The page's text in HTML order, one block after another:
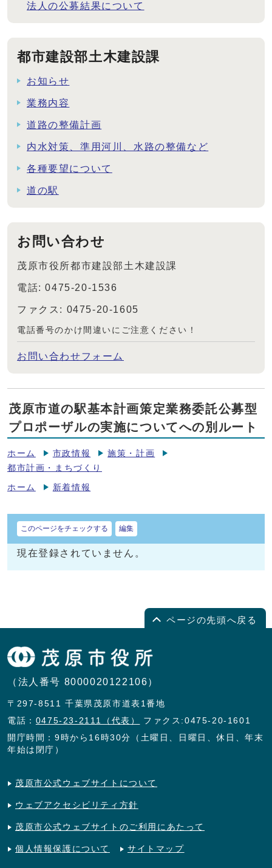
法人の公募結果について
都市建設部土木建設課
お知らせ
業務内容
道路の整備計画
内水対策、準用河川、水路の整備など
各種要望について
道の駅
お問い合わせ
茂原市役所都市建設部土木建設課
電話: 0475-20-1536
ファクス: 0475-20-1605
電話番号のかけ間違いにご注意ください！
お問い合わせフォーム
茂原市道の駅基本計画策定業務委託公募型
プロポーザルの実施についてへの別ルート
ホーム 市政情報
施策・計画
都市計画・まちづくり
ホーム 新着情報
このページをチェックする 編集
現在登録されていません。
ページの先頭へ戻る
（法人番号 8000020122106）
〒297-8511 千葉県茂原市道表1番地
電話： 0475-23-2111（代表）
ファクス:0475-20-1601
開庁時間：9時から16時30分（土曜日、日曜日、休日、年末
年始は閉庁）
茂原市公式ウェブサイトについて
ウェブアクセシビリティ方針
茂原市公式ウェブサイトのご利用にあたって
個人情報保護について サイトマップ